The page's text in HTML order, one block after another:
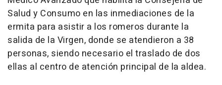
Salud y Consumo en las inmediaciones de la
ermita para asistir a los romeros durante la
salida de la Virgen, donde se atendieron a 38
personas, siendo necesario el traslado de dos
ellas al centro de atención principal de la aldea.